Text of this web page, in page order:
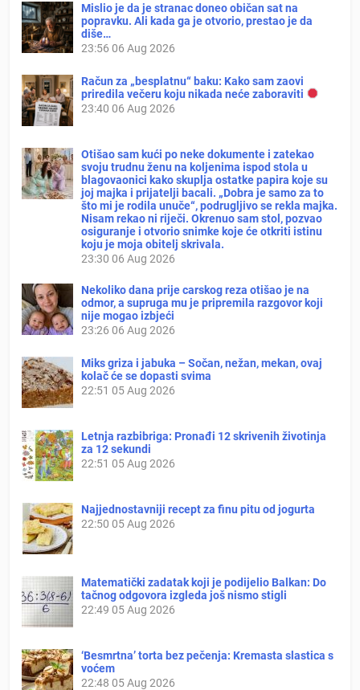
Mislio je da je stranac doneo običan sat na
popravku. Ali kada ga je otvorio, prestao je da
diše…
23:56 06 Aug 2026
Račun za „besplatnu“ baku: Kako sam zaovi
priredila večeru koju nikada neće zaboraviti
23:40 06 Aug 2026
Otišao sam kući po neke dokumente i zatekao
svoju trudnu ženu na koljenima ispod stola u
blagovaonici kako skuplja ostatke papira koje su
joj majka i prijatelji bacali. „Dobra je samo za to
što mi je rodila unuče“, podrugljivo se rekla majka.
Nisam rekao ni riječi. Okrenuo sam stol, pozvao
osiguranje i otvorio snimke koje će otkriti istinu
koju je moja obitelj skrivala.
23:30 06 Aug 2026
Nekoliko dana prije carskog reza otišao je na
odmor, a supruga mu je pripremila razgovor koji
nije mogao izbjeći
23:26 06 Aug 2026
Miks griza i jabuka – Sočan, nežan, mekan, ovaj
kolač će se dopasti svima
22:51 05 Aug 2026
Letnja razbibriga: Pronađi 12 skrivenih životinja
za 12 sekundi
22:51 05 Aug 2026
Najjednostavniji recept za finu pitu od jogurta
22:50 05 Aug 2026
Matematički zadatak koji je podijelio Balkan: Do
tačnog odgovora izgleda još nismo stigli
22:49 05 Aug 2026
‘Besmrtna’ torta bez pečenja: Kremasta slastica s
voćem
22:48 05 Aug 2026